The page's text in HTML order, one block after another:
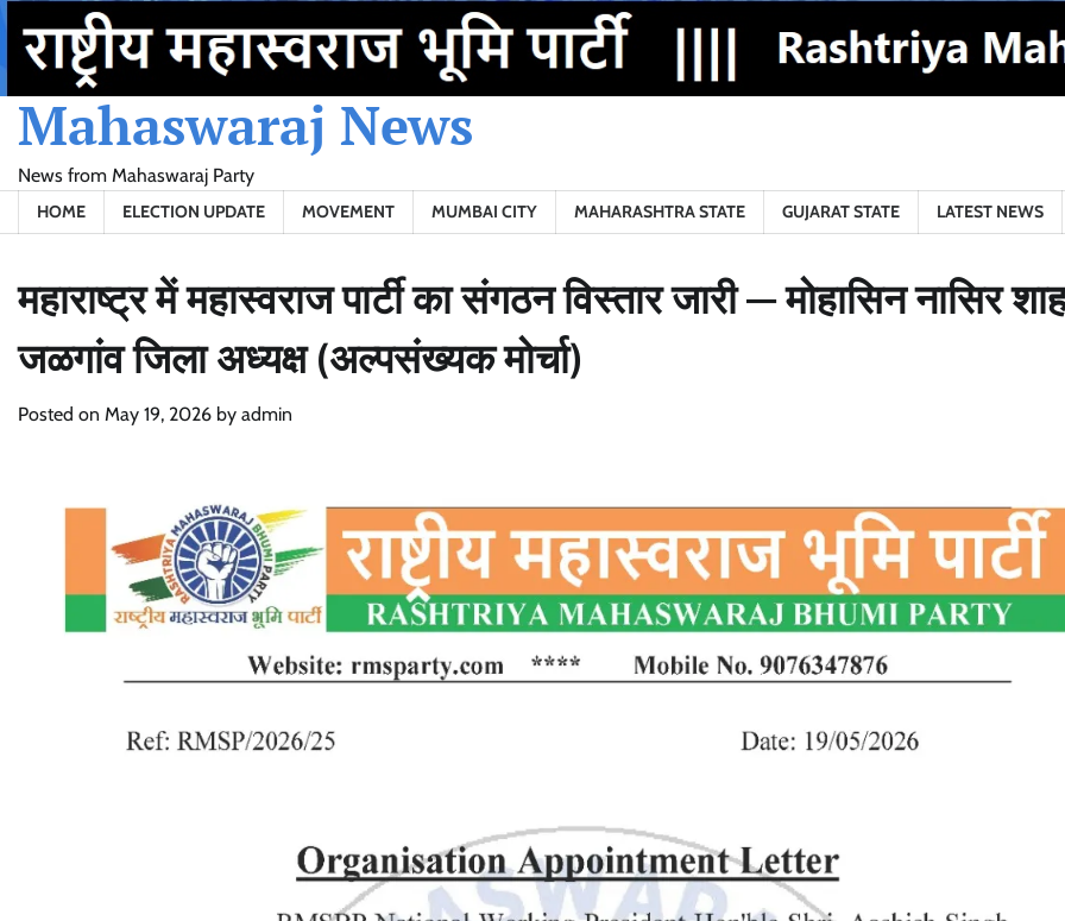
content
Mahaswaraj News
News from Mahaswaraj Party
HOME ELECTION UPDATE MOVEMENT MUMBAI CITY MAHARASHTRA STATE GUJARAT STATE LATEST NEWS
महाराष्ट्र में महास्वराज पार्टी का संगठन विस्तार जारी — मोहासिन नासिर
जळगांव जिला अध्यक्ष (अल्पसंख्यक मोर्चा)
Posted on May 19, 2026 by admin